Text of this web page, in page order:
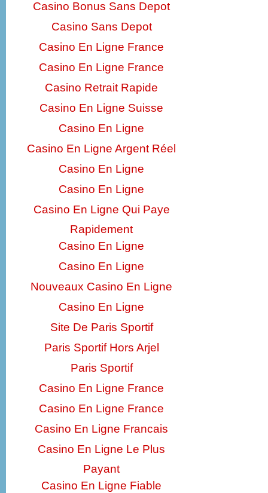
Casino Bonus Sans Depot
Casino Sans Depot
Casino En Ligne France
Casino En Ligne France
Casino Retrait Rapide
Casino En Ligne Suisse
Casino En Ligne
Casino En Ligne Argent Réel
Casino En Ligne
Casino En Ligne
Casino En Ligne Qui Paye
Rapidement
Casino En Ligne
Casino En Ligne
Nouveaux Casino En Ligne
Casino En Ligne
Site De Paris Sportif
Paris Sportif Hors Arjel
Paris Sportif
Casino En Ligne France
Casino En Ligne France
Casino En Ligne Francais
Casino En Ligne Le Plus
Payant
Casino En Ligne Fiable